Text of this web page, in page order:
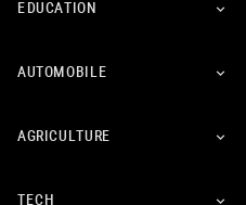
EDUCATION
AUTOMOBILE
AGRICULTURE
TECH